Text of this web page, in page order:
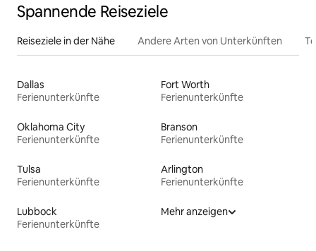
Spannende Reiseziele
Reiseziele in der Nähe Andere Arten von Unterkünften
Dallas
Ferienunterkünfte
Fort Worth
Ferienunterkünfte
Oklahoma City
Ferienunterkünfte
Branson
Ferienunterkünfte
Tulsa
Ferienunterkünfte
Arlington
Ferienunterkünfte
Lubbock
Ferienunterkünfte
Mehr anzeigen